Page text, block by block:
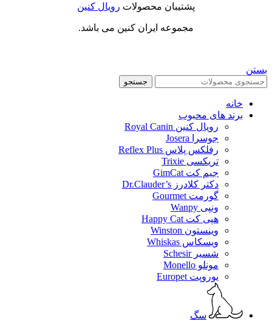
پشتیبان محصولات رویال کنین
مجموعه ایران کنین می باشد.
بستن
جستجو
خانه
برند های محبوب
رویال کنین Royal Canin
جوسرا Josera
رفلکس پلاس Reflex Plus
تریکسی Trixie
جیم کت GimCat
دکتر کلادرز Dr.Clauder’s
گورمت Gourmet
ونپی Wanpy
هپی کت Happy Cat
وینستون Winston
ویسکاس Whiskas
شسیر Schesir
مونلو Monello
یوروپت Europet
سگ